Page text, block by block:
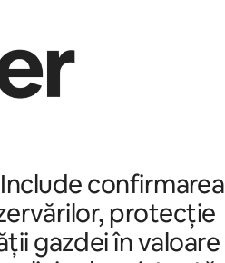
confirmarea
protecție
gazdei în valoare